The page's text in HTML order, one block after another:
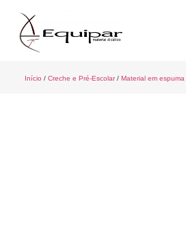
Início / Creche e Pré-Escolar/ Material em espuma